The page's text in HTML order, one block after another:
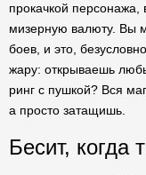
прокачкой персонажа,
мизерную валюту. Вы
боев, и это,
жару: открываешь
ринг с пушкой? Вся
а просто затащишь.
Бесит,